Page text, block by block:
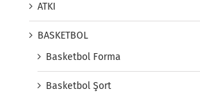
ATKI
BASKETBOL
Basketbol Forma
Basketbol Şort